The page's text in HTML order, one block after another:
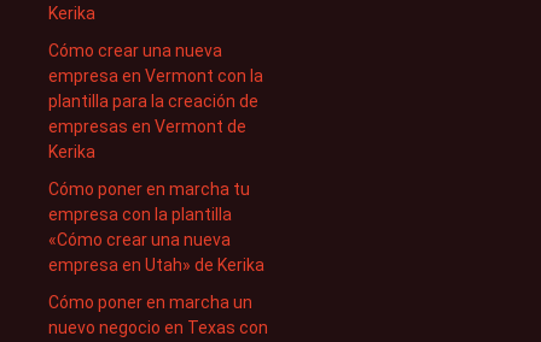
Kerika
Cómo crear una nueva
empresa en Vermont con la
plantilla para la creación de
empresas en Vermont de
Kerika
Cómo poner en marcha tu
empresa con la plantilla
«Cómo crear una nueva
empresa en Utah» de Kerika
Cómo poner en marcha un
nuevo negocio en Texas con